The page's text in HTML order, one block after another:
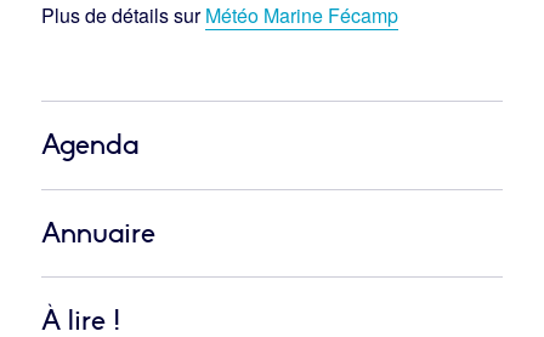
Plus de détails surMétéo Marine Fécamp
Agenda
Annuaire
À lire !